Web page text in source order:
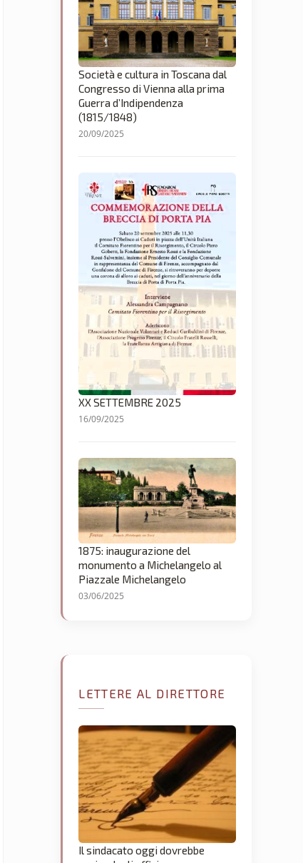
Società e cultura in Toscana dal
Congresso di Vienna alla prima
Guerra d’Indipendenza
(1815/1848)
20/09/2025
XX SETTEMBRE 2025
16/09/2025
1875: inaugurazione del
monumento a Michelangelo al
Piazzale Michelangelo
03/06/2025
LETTERE AL DIRETTORE
Il sindacato oggi dovrebbe